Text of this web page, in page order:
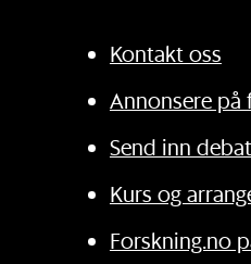
Kontakt oss
Annonsere på
Send inn
Kurs og
Forskning.no